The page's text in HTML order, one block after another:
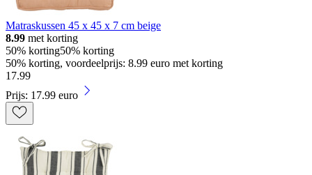
Matraskussen 45 x 45 x 7 cm beige
8.99 met korting
50% korting50% korting
50% korting, voordeelprijs: 8.99 euro met korting
17.99
Prijs: 17.99 euro